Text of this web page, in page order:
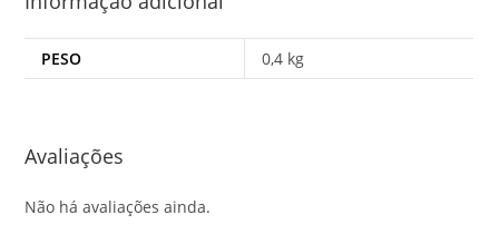
PESO 0,4 kg
Avaliações
Não há avaliações ainda.